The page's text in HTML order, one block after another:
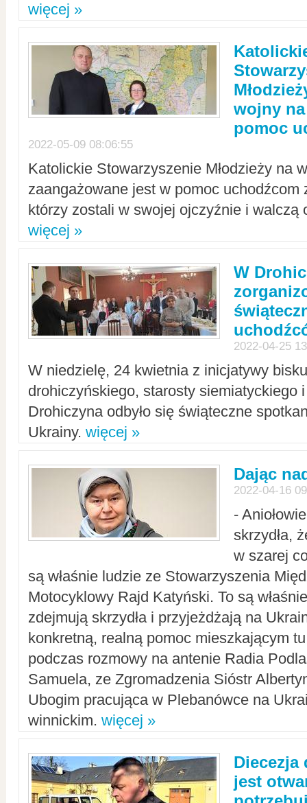
więcej »
wojny
pomoc
2022-05-09 08:06:55
Katolickie Stowarzyszenie Młodzieży na
zaangażowane jest w pomoc uchodźcom
którzy zostali w swojej ojczyźnie i walczą
więcej »
W
2022-04-25
W niedzielę, 24 kwietnia z inicjatywy
drohiczyńskiego, starosty siemiatyckiego
Drohiczyna odbyło się świąteczne
Ukrainy. więcej »
Dając
2022-04-16
-
skrzydła,
w szarej
są właśnie ludzie ze Stowarzyszenia
Motocyklowy Rajd Katyński. To są
zdejmują skrzydła i przyjeżdżają na
konkretną, realną pomoc mieszkającym
podczas rozmowy na antenie Radia
Samuela, ze Zgromadzenia Sióstr
Ubogim pracująca w Plebanówce na
winnickim. więcej »
Diecezja
jest